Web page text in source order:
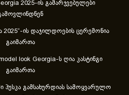
2025-ის გამარჯვებულები
2025“-ის დაჯილდოების ცერემონია
გაიმართა
look Georgia-ს ღია კასტინგი
გაიმართა
პუსკა გამსახურდიას სამოყვარულო